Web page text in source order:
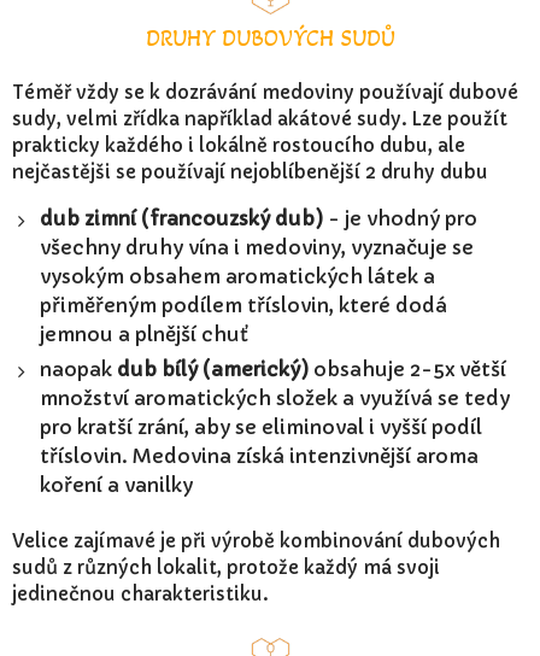
DRUHY DUBOVÝCH SUDŮ
Téměř vždy se k dozrávání medoviny používají dubové
sudy, velmi zřídka například akátové sudy. Lze použít
prakticky každého i lokálně rostoucího dubu, ale
nejčastějši se používají nejoblíbenější 2 druhy dubu
dub zimní (francouzský dub) - je vhodný pro
všechny druhy vína i medoviny, vyznačuje se
vysokým obsahem aromatických látek a
přiměřeným podílem tříslovin, které dodá
jemnou a plnější chuť
naopak dub bílý (americký) obsahuje 2-5x větší
množství aromatických složek a využívá se tedy
pro kratší zrání, aby se eliminoval i vyšší podíl
tříslovin. Medovina získá intenzivnější aroma
koření a vanilky
Velice zajímavé je při výrobě kombinování dubových
sudů z různých lokalit, protože každý má svoji
jedinečnou charakteristiku.